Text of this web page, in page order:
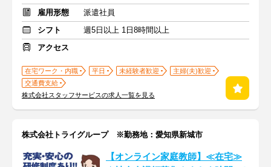
雇用形態
派遣社員
シフト
週5日以上 1日8時間以上
アクセス
在宅ワーク・内職 平日 未経験者歓迎
主婦(夫)歓迎
交通費支給
株式会社スタッフサービスの求人一覧を見る
株式会社トライグループ ※勤務地：愛知県新城市
【オンライン家庭教師】≪在宅≫